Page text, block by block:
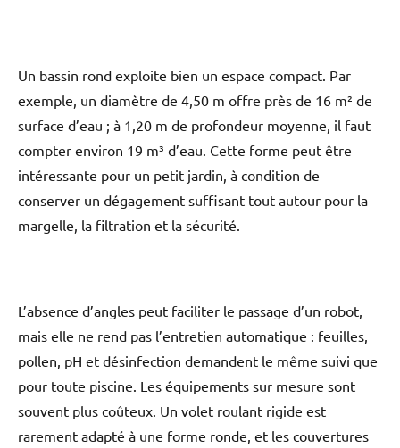
Un bassin rond exploite bien un espace compact. Par
exemple, un diamètre de 4,50 m offre près de 16 m² de
surface d’eau ; à 1,20 m de profondeur moyenne, il faut
compter environ 19 m³ d’eau. Cette forme peut être
intéressante pour un petit jardin, à condition de
conserver un dégagement suffisant tout autour pour la
margelle, la filtration et la sécurité.
L’absence d’angles peut faciliter le passage d’un robot,
mais elle ne rend pas l’entretien automatique : feuilles,
pollen, pH et désinfection demandent le même suivi que
pour toute piscine. Les équipements sur mesure sont
souvent plus coûteux. Un volet roulant rigide est
rarement adapté à une forme ronde, et les couvertures